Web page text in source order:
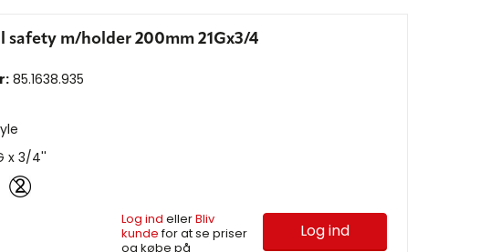
safety m/holder 200mm 21Gx3/4
85.1638.935
x 3/4''
Log ind ellerBliv
kundefor at se priser
og købe på
Log ind